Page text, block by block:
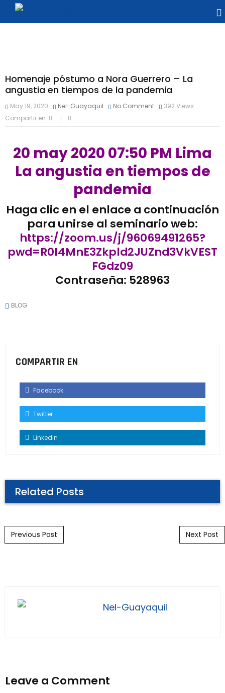
Homenaje póstumo a Nora Guerrero – La
angustia en tiempos de la pandemia
May 19, 2020 Nel-Guayaquil No Comment 392 Views
Compartir en
20 may 2020 07:50 PM Lima
La angustia en tiempos de
pandemia
Haga clic en el enlace a continuación
para unirse al seminario web:
https://zoom.us/j/96069491265?
pwd=R0I4MnE3Zkpld2JUZnd3VkVEST
FGdz09
Contraseña: 528963
BLOG
COMPARTIR EN
Facebook
Twitter
Linkedin
Related Posts
Post navigation
Previous Post Next Post
Nel-Guayaquil
Leave a Comment